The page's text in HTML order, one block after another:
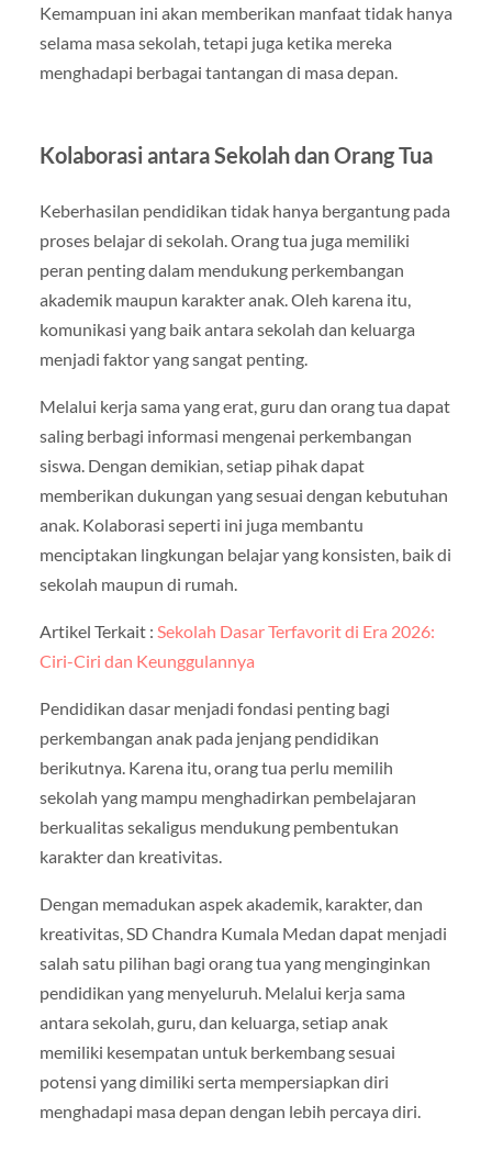
Kemampuan ini akan memberikan manfaat tidak hanya
selama masa sekolah, tetapi juga ketika mereka
menghadapi berbagai tantangan di masa depan.
Kolaborasi antara Sekolah dan Orang Tua
Keberhasilan pendidikan tidak hanya bergantung pada
proses belajar di sekolah. Orang tua juga memiliki
peran penting dalam mendukung perkembangan
akademik maupun karakter anak. Oleh karena itu,
komunikasi yang baik antara sekolah dan keluarga
menjadi faktor yang sangat penting.
Melalui kerja sama yang erat, guru dan orang tua dapat
saling berbagi informasi mengenai perkembangan
siswa. Dengan demikian, setiap pihak dapat
memberikan dukungan yang sesuai dengan kebutuhan
anak. Kolaborasi seperti ini juga membantu
menciptakan lingkungan belajar yang konsisten, baik di
sekolah maupun di rumah.
Artikel Terkait : Sekolah Dasar Terfavorit di Era 2026:
Ciri-Ciri dan Keunggulannya
Pendidikan dasar menjadi fondasi penting bagi
perkembangan anak pada jenjang pendidikan
berikutnya. Karena itu, orang tua perlu memilih
sekolah yang mampu menghadirkan pembelajaran
berkualitas sekaligus mendukung pembentukan
karakter dan kreativitas.
Dengan memadukan aspek akademik, karakter, dan
kreativitas, SD Chandra Kumala Medan dapat menjadi
salah satu pilihan bagi orang tua yang menginginkan
pendidikan yang menyeluruh. Melalui kerja sama
antara sekolah, guru, dan keluarga, setiap anak
memiliki kesempatan untuk berkembang sesuai
potensi yang dimiliki serta mempersiapkan diri
menghadapi masa depan dengan lebih percaya diri.